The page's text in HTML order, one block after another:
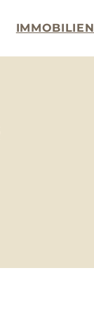
IMMOBILIEN